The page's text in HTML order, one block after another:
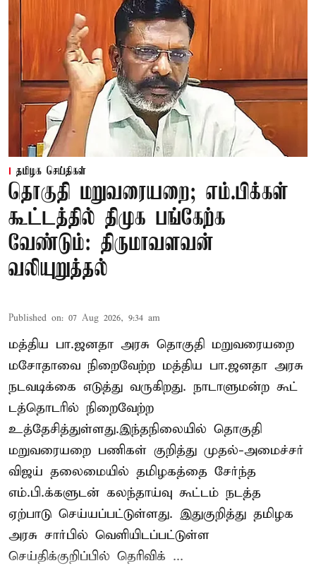
தமிழக செய்திகள்
தொகுதி மறுவரையறை; எம்.பிக்கள்
கூட்டத்தில் திமுக பங்கேற்க
வேண்டும்: திருமாவளவன்
வலியுறுத்தல்
Published on: 07 Aug 2026, 9:34 am
மத்திய பா.ஜனதா அரசு தொகுதி மறுவரையறை
மசோதாவை நிறைவேற்ற மத்திய பா.ஜனதா அரசு
நடவடிக்கை எடுத்து வருகிறது. நாடாளுமன்ற கூட்
டத்தொடரில் நிறைவேற்ற
உத்தேசித்துள்ளது.இந்தநிலையில் தொகுதி
மறுவரையறை பணிகள் குறித்து முதல்-அமைச்சர்
விஜய் தலைமையில் தமிழகத்தை சேர்ந்த
எம்.பி.க்களுடன் கலந்தாய்வு கூட்டம் நடத்த
ஏற்பாடு செய்யப்பட்டுள்ளது. இதுகுறித்து தமிழக
அரசு சார்பில் வெளியிடப்பட்டுள்ள
செய்திக்குறிப்பில் தெரிவிக் ...